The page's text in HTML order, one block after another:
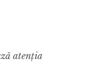
atenția